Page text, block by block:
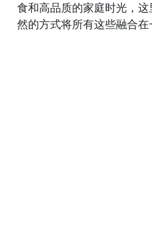
食和高品质的家庭时光，
然的方式将所有这些融合在